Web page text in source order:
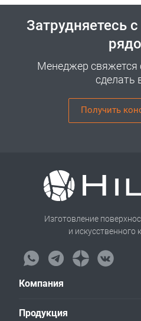
Затрудняетесь
Менеджер
сделать
Получить
Изготовление
и искусственного
Компания
Продукция